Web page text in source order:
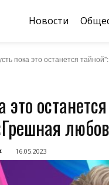
Новости
пока это останется
это
16.05.2023